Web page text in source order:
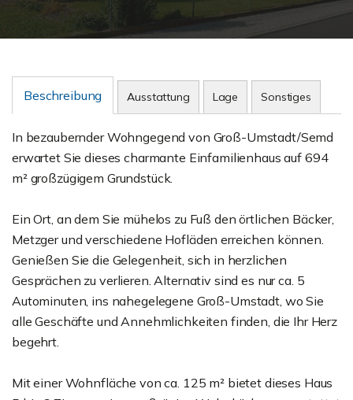
Beschreibung Ausstattung Lage Sonstiges
In bezaubernder Wohngegend von Groß-Umstadt/Semd
erwartet Sie dieses charmante Einfamilienhaus auf 694
m² großzügigem Grundstück.
Ein Ort, an dem Sie mühelos zu Fuß den örtlichen Bäcker,
Metzger und verschiedene Hofläden erreichen können.
Genießen Sie die Gelegenheit, sich in herzlichen
Gesprächen zu verlieren. Alternativ sind es nur ca. 5
Autominuten, ins nahegelegene Groß-Umstadt, wo Sie
alle Geschäfte und Annehmlichkeiten finden, die Ihr Herz
begehrt.
Mit einer Wohnfläche von ca. 125 m² bietet dieses Haus